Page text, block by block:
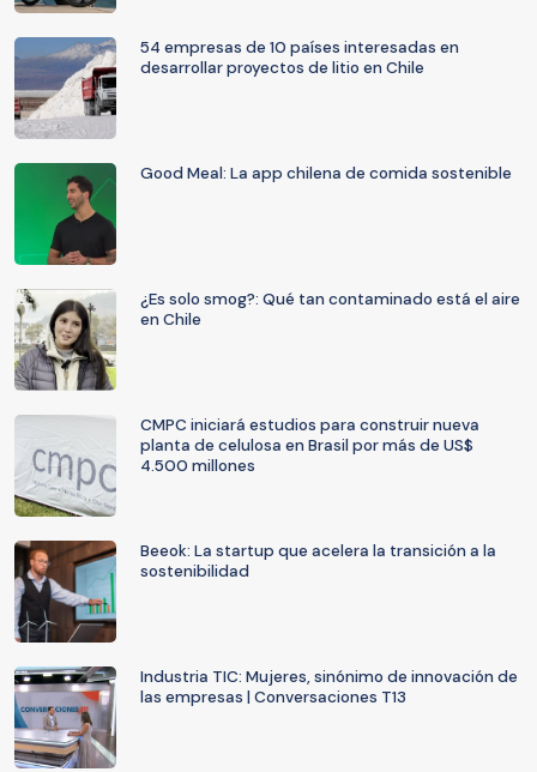
54 empresas de 10 países interesadas en
desarrollar proyectos de litio en Chile
Good Meal: La app chilena de comida sostenible
¿Es solo smog?: Qué tan contaminado está el aire
en Chile
CMPC iniciará estudios para construir nueva
planta de celulosa en Brasil por más de US$
4.500 millones
Beeok: La startup que acelera la transición a la
sostenibilidad
Industria TIC: Mujeres, sinónimo de innovación de
las empresas | Conversaciones T13